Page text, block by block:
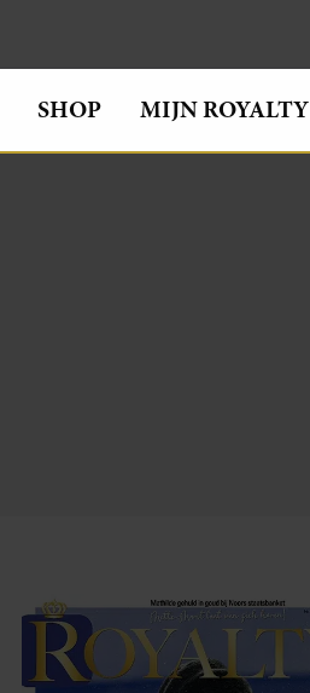
SHOP MIJN ROYALTY